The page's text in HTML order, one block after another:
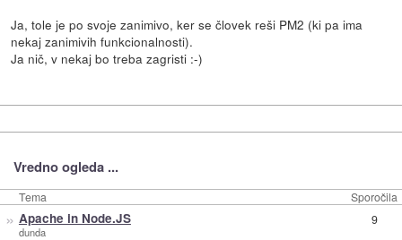
Ja, tole je po svoje zanimivo, ker se človek reši PM2 (ki pa ima
nekaj zanimivih funkcionalnosti).
Ja nič, v nekaj bo treba zagristi :-)
Vredno ogleda ...
Tema Sporočila
» Apache in Node.JS
dunda
9